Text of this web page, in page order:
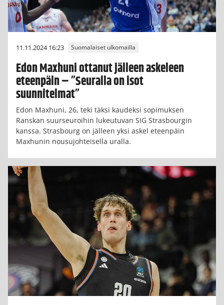
11.11.2024 16:23 Suomalaiset ulkomailla
Edon Maxhuni ottanut jälleen askeleen
eteenpäin – ”Seuralla on isot
suunnitelmat”
Edon Maxhuni, 26, teki täksi kaudeksi sopimuksen
Ranskan suurseuroihin lukeutuvan SIG Strasbourgin
kanssa. Strasbourg on jälleen yksi askel eteenpäin
Maxhunin nousujohteisella uralla.